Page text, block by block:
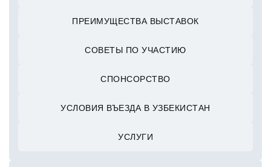
ПРЕИМУЩЕСТВА ВЫСТАВОК
СОВЕТЫ ПО УЧАСТИЮ
СПОНСОРСТВО
УСЛОВИЯ ВЪЕЗДА В УЗБЕКИСТАН
УСЛУГИ